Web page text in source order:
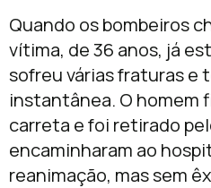
Quando os bombeiros
vítima, de 36 anos, já
sofreu várias fraturas e
instantânea. O homem
carreta e foi retirado
encaminharam ao
reanimação, mas sem